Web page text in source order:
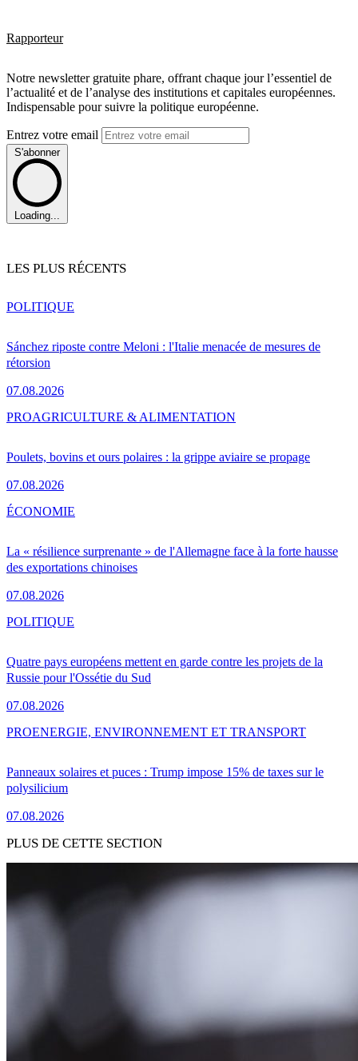
Rapporteur
Notre newsletter gratuite phare, offrant chaque jour l’essentiel de
l’actualité et de l’analyse des institutions et capitales européennes.
Indispensable pour suivre la politique européenne.
Entrez votre email
S'abonner
Loading...
LES PLUS RÉCENTS
Sánchez riposte contre Meloni : l'Italie menacée de mesures de
rétorsion
07.08.2026
POLITIQUE
Poulets, bovins et ours polaires : la grippe aviaire se propage
07.08.2026
PROAGRICULTURE & ALIMENTATION
La « résilience surprenante » de l'Allemagne face à la forte hausse
des exportations chinoises
07.08.2026
ÉCONOMIE
Quatre pays européens mettent en garde contre les projets de la
Russie pour l'Ossétie du Sud
07.08.2026
POLITIQUE
Panneaux solaires et puces : Trump impose 15% de taxes sur le
polysilicium
07.08.2026
PROENERGIE, ENVIRONNEMENT ET TRANSPORT
PLUS DE CETTE SECTION